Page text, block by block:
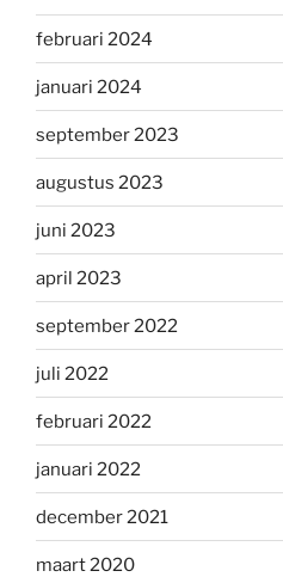
februari 2024
januari 2024
september 2023
augustus 2023
juni 2023
april 2023
september 2022
juli 2022
februari 2022
januari 2022
december 2021
maart 2020